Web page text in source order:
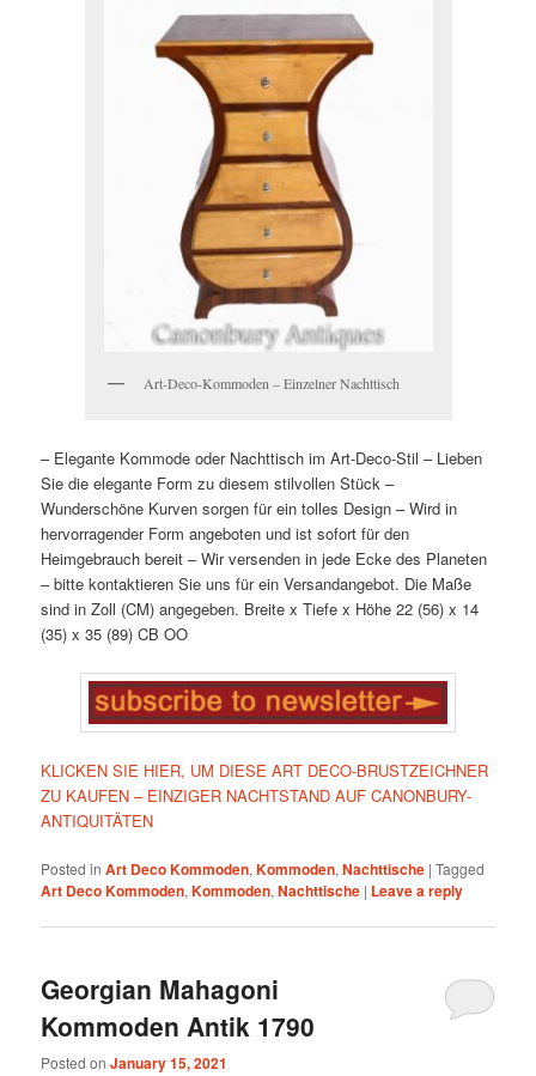
Art-Deco-Kommoden – Einzelner Nachttisch
– Elegante Kommode oder Nachttisch im Art-Deco-Stil – Lieben
Sie die elegante Form zu diesem stilvollen Stück –
Wunderschöne Kurven sorgen für ein tolles Design – Wird in
hervorragender Form angeboten und ist sofort für den
Heimgebrauch bereit – Wir versenden in jede Ecke des Planeten
– bitte kontaktieren Sie uns für ein Versandangebot. Die Maße
sind in Zoll (CM) angegeben. Breite x Tiefe x Höhe 22 (56) x 14
(35) x 35 (89) CB OO
KLICKEN SIE HIER, UM DIESE ART DECO-BRUSTZEICHNER
ZU KAUFEN – EINZIGER NACHTSTAND AUF CANONBURY-
ANTIQUITÄTEN
Posted in Art Deco Kommoden,Kommoden,Nachttische |Tagged
Art Deco Kommoden,Kommoden,Nachttische | Leave a reply
Georgian Mahagoni
Kommoden Antik 1790
Posted onJanuary 15, 2021